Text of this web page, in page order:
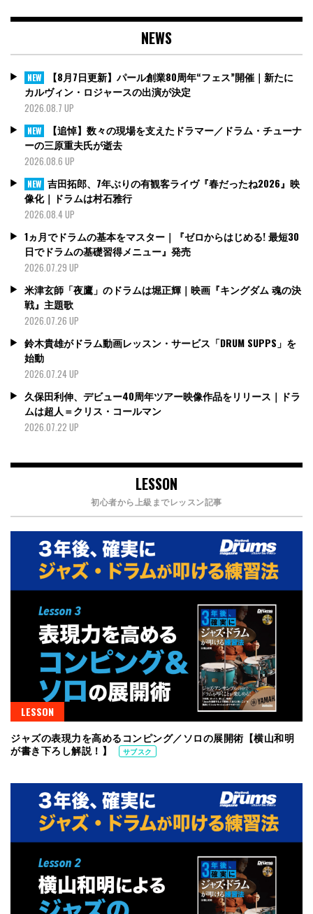
NEWS
NEW
【8月7日更新】パール創業80周年“フェス”開催｜新たに
カルヴィン・ロジャースの出演が決定
2026.08.7 UP
NEW
【追悼】数々の現場を支えたドラマー／ドラム・チューナ
ーの三原重夫氏が逝去
2026.08.6 UP
NEW 吉田拓郎、7年ぶりの有観客ライヴ『春だったね2026』映
像化｜ドラムは村石雅行
2026.08.4 UP
1ヵ月でドラムの基本をマスター｜『ゼロからはじめる! 最短30
日でドラムの基礎習得メニュー』発売
2026.07.29 UP
米津玄師「夜鷹」のドラムは堀正輝｜映画『キングダム 魂の決
戦』主題歌
2026.07.26 UP
鈴木貴雄がドラム動画レッスン・サービス「DRUM SUPPS」を
始動
2026.07.24 UP
久保田利伸、デビュー40周年ツアー映像作品をリリース｜ドラ
ムは超人＝クリス・コールマン
2026.07.22 UP
LESSON
初心者から上級までレッスン記事
LESSON
ジャズの表現力を高めるコンピング／ソロの展開術【横山和明
が書き下ろし解説！】
サブスク